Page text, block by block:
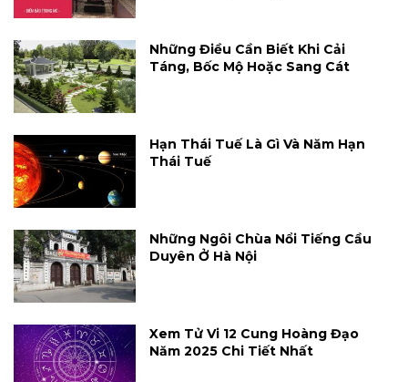
Những Điều Cần Biết Khi Cải
Táng, Bốc Mộ Hoặc Sang Cát
Hạn Thái Tuế Là Gì Và Năm Hạn
Thái Tuế
Những Ngôi Chùa Nổi Tiếng Cầu
Duyên Ở Hà Nội
Xem Tử Vi 12 Cung Hoàng Đạo
Năm 2025 Chi Tiết Nhất